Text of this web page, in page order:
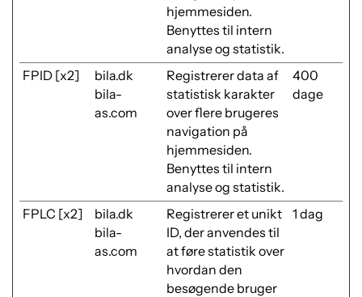
hjemmesiden.
Benyttes til intern
analyse og statistik.
FPID [x2]
bila.dk
bila-
as.com
Registrerer data af
statistisk karakter
over flere brugeres
navigation på
hjemmesiden.
Benyttes til intern
analyse og statistik.
400
dage
FPLC [x2]
bila.dk
bila-
as.com
Registrerer et unikt
ID, der anvendes til
at føre statistik over
hvordan den
besøgende bruger
1 dag